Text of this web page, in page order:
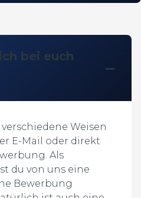
bei euch
Weisen
E-Mail oder direkt
Als
du von uns eine
Bewerbung